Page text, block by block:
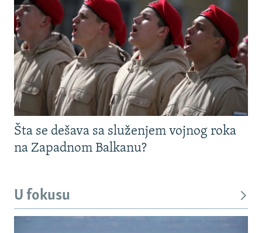
Šta se dešava sa služenjem vojnog roka
na Zapadnom Balkanu?
U fokusu